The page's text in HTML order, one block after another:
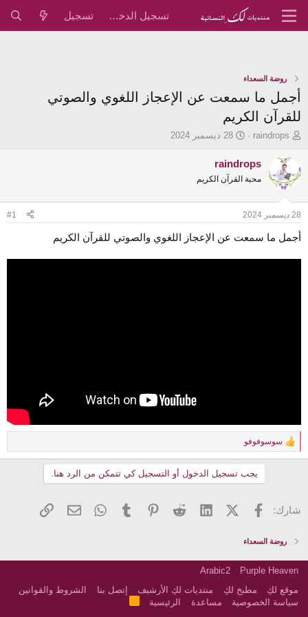
تسجيل الدخول تسجيل
روضة السعداء
أجمل ما سمعت عن الإعجاز اللغوي والصوتي
للقرآن الكريم
ب
د
ئ
ا
و
ض
ع
raindrops
ت
ر
خ
ب
28 ديسمبر 2024
raindrops
محبة القرآن الكريم
28 ديسمبر 2024 #1
أجمل ما سمعت عن الإعجاز اللغوي والصوتي للقرآن الكريم
R
e
o
:
سوسوفوفو
يجب تسجيل الدخول أو التسجيل كي تتمكن من الرد هنا.
شارك: فيسبوك X (Twitter)
LinkedIn
Reddit
Pinterest
Tumblr
WhatsApp
البريد
روضة السعداء
Purple Heaven
Arabic2
موقع لكِ
مطبخ لكِ منتديات لكِ الأرشيف إتصل بنا
الشروط والقوانين
سياسة الخصوصية
مساعدة الرئيسية